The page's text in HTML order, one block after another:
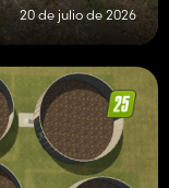
20 de julio de 2026